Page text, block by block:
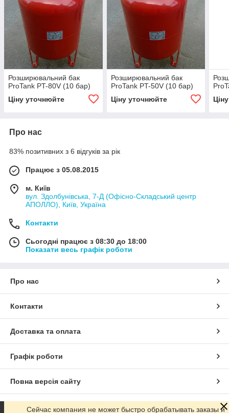
Розширювальний бак
ProTank PT-80V (10 бар)
Ціну уточнюйте
Розширювальний бак
ProTank PT-50V (10 бар)
Ціну уточнюйте
Про нас
83% позитивних з 6 відгуків за рік
Працює з 05.08.2015
м. Київ
вул. Здолбунівська, 7-Д (Офісно-Складський центр
АПОЛЛО), Київ, Україна
Контакти
Сьогодні працює з 08:30 до 18:00
Показати весь графік роботи
Про нас
Контакти
Доставка та оплата
Графік роботи
Повна версія сайту
Сайт створено на маркетплейсі Prom.ua
Сейчас компания не может быстро обрабатывать заказы и